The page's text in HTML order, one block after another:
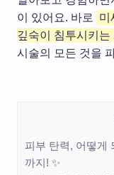
이 있어요. 바로
미
깊숙이 침투시키는
시술의 모든 것을
피부 탄력, 어떻게
까지! ✨